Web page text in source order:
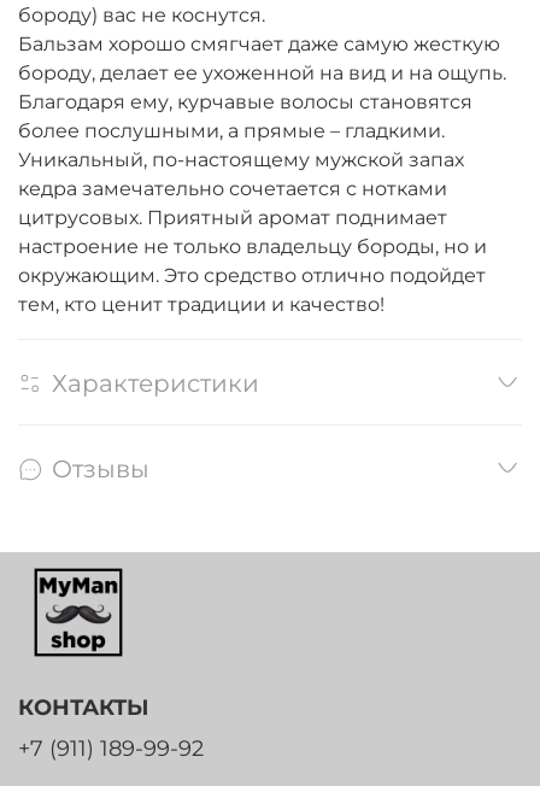
бороду) вас не коснутся.
Бальзам хорошо смягчает даже самую жесткую
бороду, делает ее ухоженной на вид и на ощупь.
Благодаря ему, курчавые волосы становятся
более послушными, а прямые – гладкими.
Уникальный, по-настоящему мужской запах
кедра замечательно сочетается с нотками
цитрусовых. Приятный аромат поднимает
настроение не только владельцу бороды, но и
окружающим. Это средство отлично подойдет
тем, кто ценит традиции и качество!
Характеристики
Отзывы
КОНТАКТЫ
+7 (911) 189-99-92